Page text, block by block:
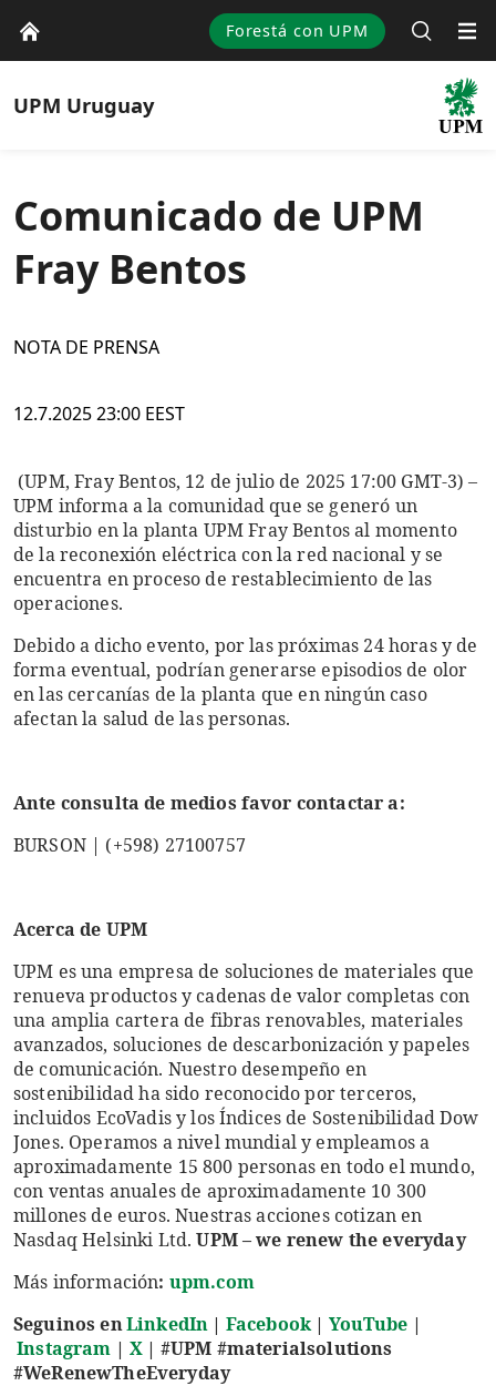
Forestá con UPM
UPM Uruguay
Comunicado de UPM
Fray Bentos
NOTA DE PRENSA
12.7.2025 23:00 EEST
(UPM, Fray Bentos, 12 de julio de 2025 17:00 GMT-3) –
UPM informa a la comunidad que se generó un
disturbio en la planta UPM Fray Bentos al momento
de la reconexión eléctrica con la red nacional y se
encuentra en proceso de restablecimiento de las
operaciones.
Debido a dicho evento, por las próximas 24 horas y de
forma eventual, podrían generarse episodios de olor
en las cercanías de la planta que en ningún caso
afectan la salud de las personas.
Ante consulta de medios favor contactar a:
BURSON | (+598) 27100757
Acerca de UPM
UPM es una empresa de soluciones de materiales que
renueva productos y cadenas de valor completas con
una amplia cartera de fibras renovables, materiales
avanzados, soluciones de descarbonización y papeles
de comunicación. Nuestro desempeño en
sostenibilidad ha sido reconocido por terceros,
incluidos EcoVadis y los Índices de Sostenibilidad Dow
Jones. Operamos a nivel mundial y empleamos a
aproximadamente 15 800 personas en todo el mundo,
con ventas anuales de aproximadamente 10 300
millones de euros. Nuestras acciones cotizan en
Nasdaq Helsinki Ltd.UPM – we renew the everyday
Más información: upm.com
Seguinos enLinkedIn | Facebook | YouTube |
Instagram |X | #UPM #materialsolutions
#WeRenewTheEveryday